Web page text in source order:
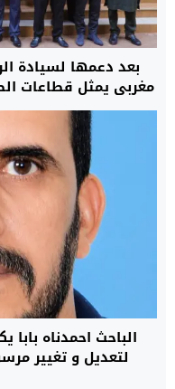
بعد دعمها لسيادة
مغربي يمثل قطاعات
لبدء
الباحث احمدناه
لتعديل و تغيير